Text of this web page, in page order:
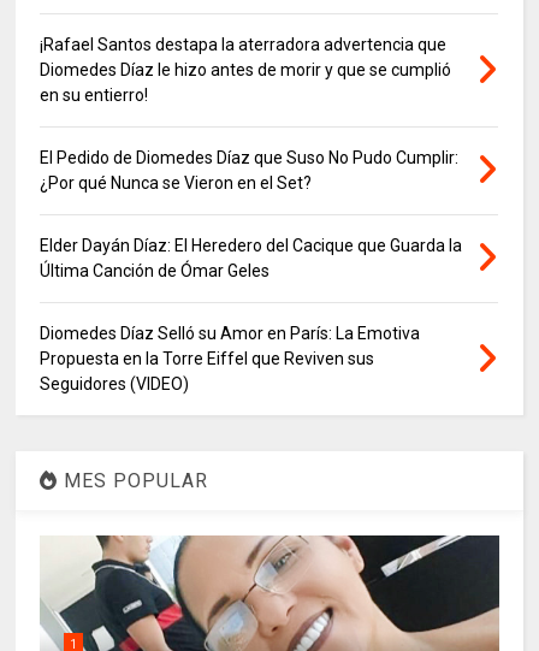
¡Rafael Santos destapa la aterradora advertencia que
Diomedes Díaz le hizo antes de morir y que se cumplió
en su entierro!
El Pedido de Diomedes Díaz que Suso No Pudo Cumplir:
¿Por qué Nunca se Vieron en el Set?
Elder Dayán Díaz: El Heredero del Cacique que Guarda la
Última Canción de Ómar Geles
Diomedes Díaz Selló su Amor en París: La Emotiva
Propuesta en la Torre Eiffel que Reviven sus
Seguidores (VIDEO)
MES POPULAR
1